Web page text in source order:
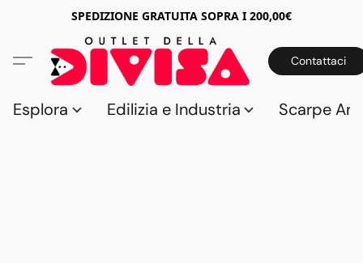
SPEDIZIONE GRATUITA SOPRA I 200,00€
Contattaci
Esplora Edilizia e Industria Scarpe